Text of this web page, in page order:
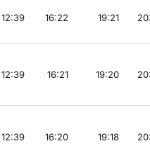
12:39 16:22 19:21
12:39 16:21 19:20
12:39 16:20 19:18